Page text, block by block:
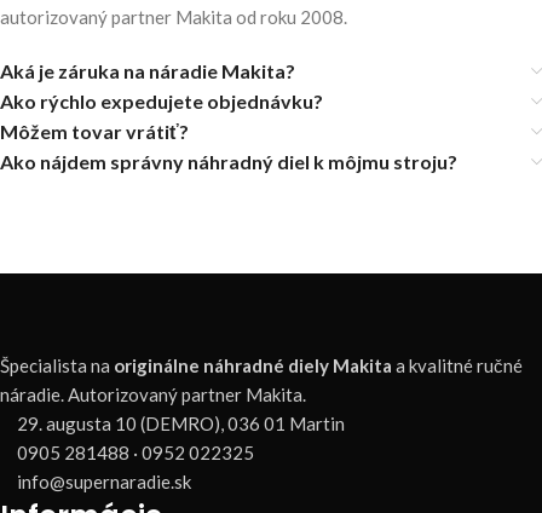
autorizovaný partner Makita od roku 2008.
Aká je záruka na náradie Makita?
Ako rýchlo expedujete objednávku?
Môžem tovar vrátiť?
Ako nájdem správny náhradný diel k môjmu stroju?
Špecialista na originálne náhradné diely Makita a kvalitné ručné
náradie. Autorizovaný partner Makita.
29. augusta 10 (DEMRO), 036 01 Martin
0905 281488 · 0952 022325
info@supernaradie.sk